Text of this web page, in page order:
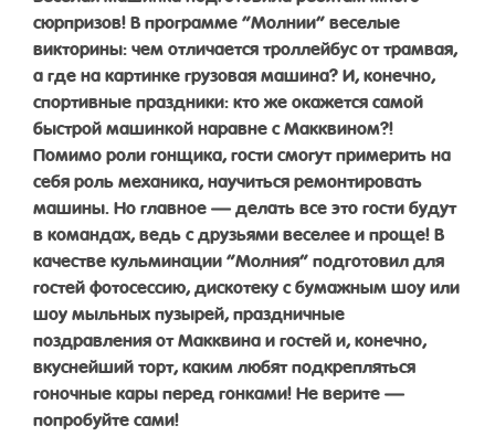
сюрпризов! В программе “Молнии” веселые
викторины: чем отличается троллейбус от трамвая,
а где на картинке грузовая машина? И, конечно,
спортивные праздники: кто же окажется самой
быстрой машинкой наравне с Макквином?!
Помимо роли гонщика, гости смогут примерить на
себя роль механика, научиться ремонтировать
машины. Но главное — делать все это гости будут
в командах, ведь с друзьями веселее и проще! В
качестве кульминации “Молния” подготовил для
гостей фотосессию, дискотеку с бумажным шоу или
шоу мыльных пузырей, праздничные
поздравления от Макквина и гостей и, конечно,
вкуснейший торт, каким любят подкрепляться
гоночные кары перед гонками! Не верите —
попробуйте сами!